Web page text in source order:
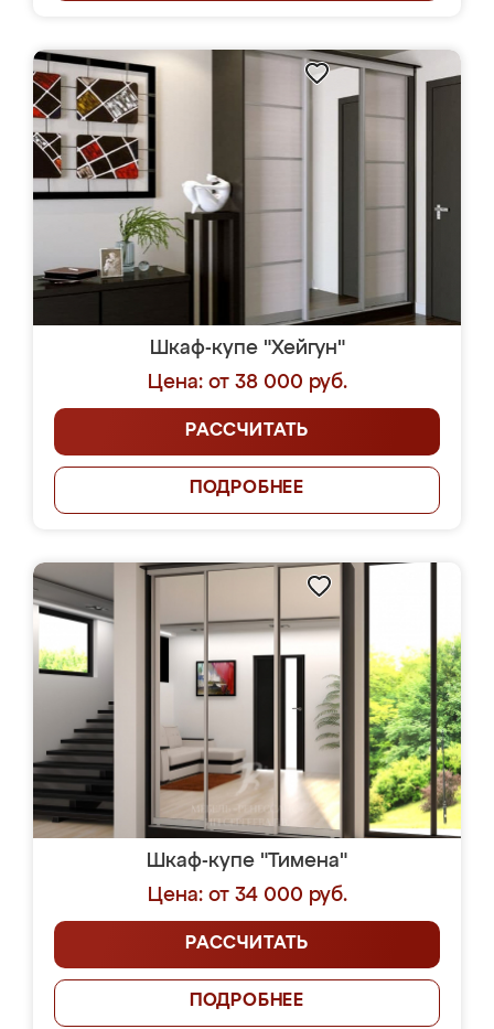
Шкаф-купе "Хейгун"
Цена: от 38 000 руб.
РАССЧИТАТЬ
ПОДРОБНЕЕ
Шкаф-купе "Тимена"
Цена: от 34 000 руб.
РАССЧИТАТЬ
ПОДРОБНЕЕ